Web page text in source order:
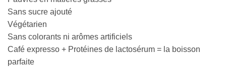
Sans sucre ajouté
Végétarien
Sans colorants ni arômes artificiels
Café expresso + Protéines de lactosérum = la boisson
parfaite